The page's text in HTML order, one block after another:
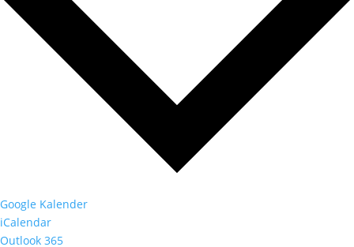
Google Kalender
iCalendar
Outlook 365